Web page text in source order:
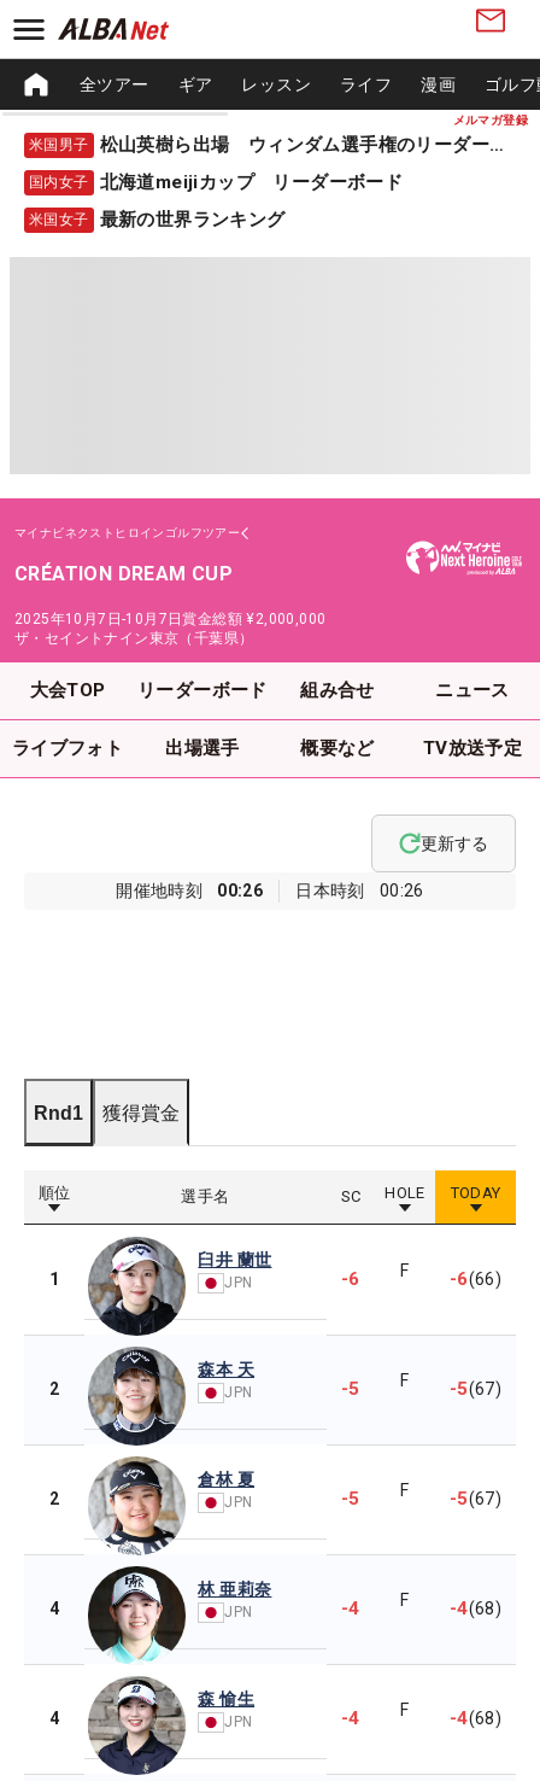
メルマガ登録
全ツアー ギア レッスン ライフ 漫画 ゴル
米国男子 松山英樹ら出場 ウィンダム選手権のリーダーボード
国内女子 北海道meijiカップ リーダーボード
米国女子 最新の世界ランキング
マイナビネクストヒロインゴルフツアー
CRÉATION DREAM CUP
2025年10月7日-10月7日賞金総額 ¥2,000,000
ザ・セイントナイン東京（千葉県）
大会TOP リーダーボード 組み合せ ニュース
ライブフォト 出場選手 概要など TV放送予定
開催地時刻 00:26 日本時刻 00:26
更新する
Rnd1 獲得賞金
順位 選手名 SC HOLE TODAY
1
臼井 蘭世
JPN -6 F -6(66)
2
森本 天
JPN -5 F -5(67)
2
倉林 夏
JPN -5 F -5(67)
4
林 亜莉奈
JPN -4 F -4(68)
4
森 愉生
JPN -4 F -4(68)